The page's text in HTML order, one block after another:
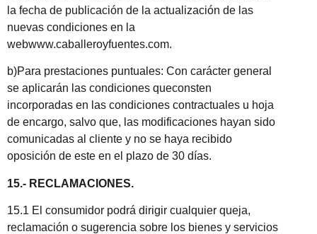
la fecha de publicación de la actualización de las
nuevas condiciones en la
webwww.caballeroyfuentes.com.
b)Para prestaciones puntuales: Con carácter general
se aplicarán las condiciones queconsten
incorporadas en las condiciones contractuales u hoja
de encargo, salvo que, las modificaciones hayan sido
comunicadas al cliente y no se haya recibido
oposición de este en el plazo de 30 días.
15.- RECLAMACIONES.
15.1 El consumidor podrá dirigir cualquier queja,
reclamación o sugerencia sobre los bienes y servicios